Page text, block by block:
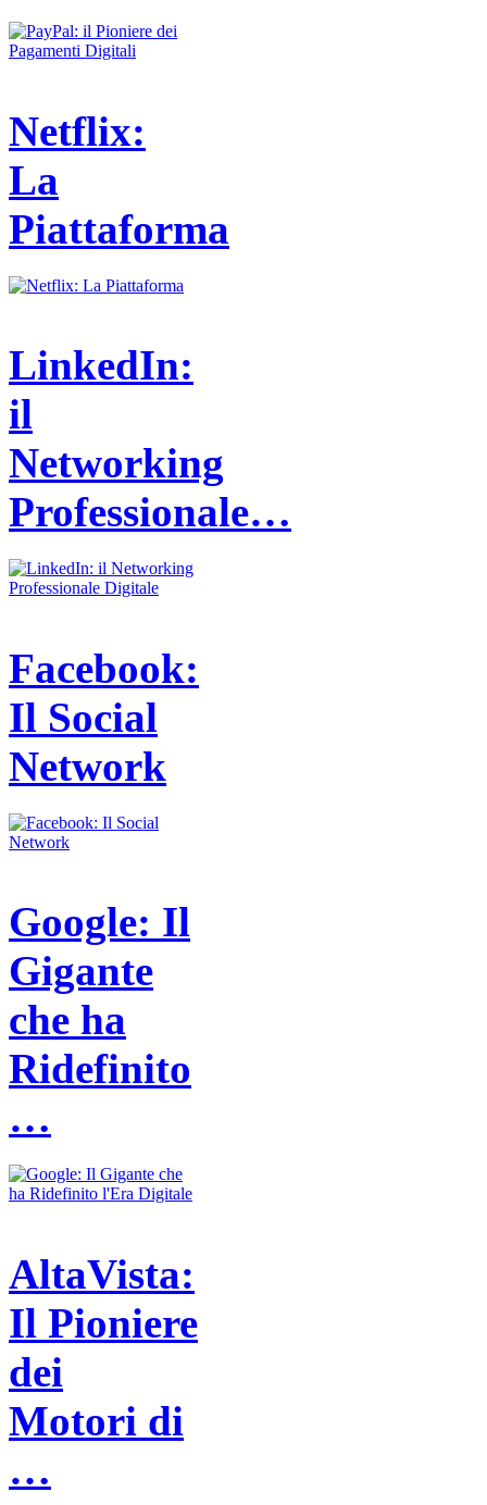
Netflix:
La
Piattaforma
LinkedIn:
il
Networking
Professionale…
Facebook:
Il Social
Network
Google: Il
Gigante
che ha
Ridefinito
…
AltaVista:
Il Pioniere
dei
Motori di
…